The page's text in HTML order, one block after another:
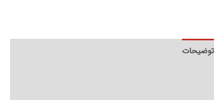
توضیحات